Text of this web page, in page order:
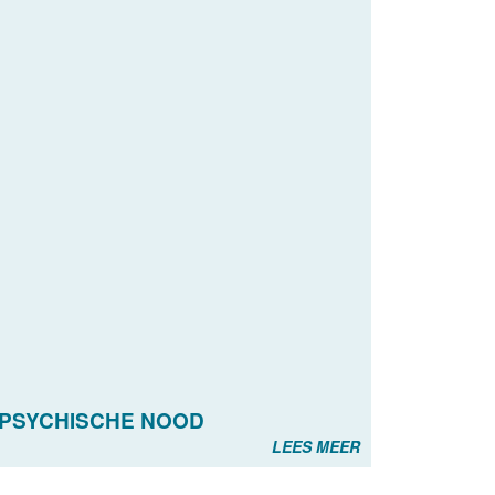
NOOD
LEES MEER